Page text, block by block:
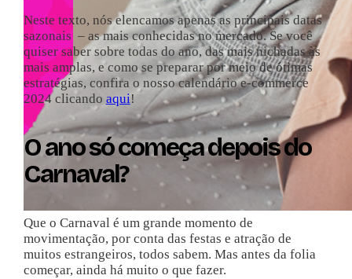
Neste texto, nós elencamos apenas as principais datas
sazonais – as mais conhecidas no mercado. Se você
quiser saber sobre todas do ano, das mais nichadas às
mais amplas, e como se preparar por meio de ótimas
estratégias, confira o nosso calendário e-commerce
2024 clicando aqui!
O ano só começa depois do
Carnaval?
Que o Carnaval é um grande momento de
movimentação, por conta das festas e atração de
muitos estrangeiros, todos sabem. Mas antes da folia
começar, ainda há muito o que fazer.